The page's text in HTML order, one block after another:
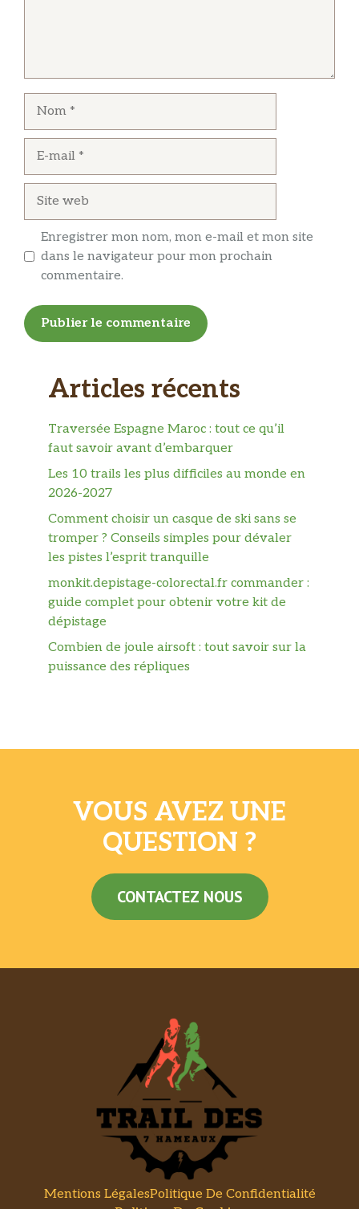
Enregistrer mon nom, mon e-mail et mon site
dans le navigateur pour mon prochain
commentaire.
Articles récents
Traversée Espagne Maroc : tout ce qu’il
faut savoir avant d’embarquer
Les 10 trails les plus difficiles au monde en
2026-2027
Comment choisir un casque de ski sans se
tromper ? Conseils simples pour dévaler
les pistes l’esprit tranquille
monkit.depistage-colorectal.fr commander :
guide complet pour obtenir votre kit de
dépistage
Combien de joule airsoft : tout savoir sur la
puissance des répliques
VOUS AVEZ UNE
QUESTION ?
CONTACTEZ NOUS
Mentions LégalesPolitique De Confidentialité